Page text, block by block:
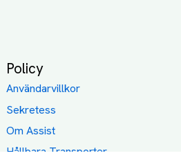
Policy
Användarvillkor
Sekretess
Om Assist
Hållbara Transporter